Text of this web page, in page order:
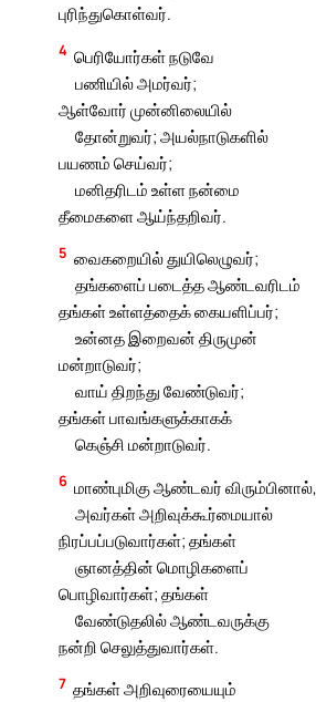
புரிந்துகொள்வர்.
4 பெரியோர்கள் நடுவே
பணியில் அமர்வர்;
ஆள்வோர் முன்னிலையில்
தோன்றுவர்; அயல்நாடுகளில்
பயணம் செய்வர்;
மனிதரிடம் உள்ள நன்மை
தீமைகளை ஆய்ந்தறிவர்.
5 வைகறையில் துயிலெழுவர்;
தங்களைப் படைத்த ஆண்டவரிடம்
தங்கள் உள்ளத்தைக் கையளிப்பர்;
உன்னத இறைவன் திருமுன்
மன்றாடுவர்;
வாய் திறந்து வேண்டுவர்;
தங்கள் பாவங்களுக்காகக்
கெஞ்சி மன்றாடுவர்.
6 மாண்புமிகு ஆண்டவர் விரும்பினால்,
அவர்கள் அறிவுக்கூர்மையால்
நிரப்பப்படுவார்கள்; தங்கள்
ஞானத்தின் மொழிகளைப்
பொழிவார்கள்; தங்கள்
வேண்டுதலில் ஆண்டவருக்கு
நன்றி செலுத்துவார்கள்.
7 தங்கள் அறிவுரையையும்